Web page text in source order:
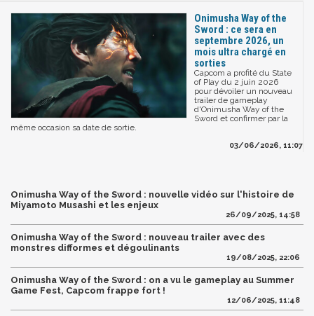
Onimusha Way of the
Sword : ce sera en
septembre 2026, un
mois ultra chargé en
sorties
Capcom a profité du State
of Play du 2 juin 2026
pour dévoiler un nouveau
trailer de gameplay
d'Onimusha Way of the
Sword et confirmer par la
même occasion sa date de sortie.
03/06/2026, 11:07
Onimusha Way of the Sword : nouvelle vidéo sur l'histoire de
Miyamoto Musashi et les enjeux
26/09/2025, 14:58
Onimusha Way of the Sword : nouveau trailer avec des
monstres difformes et dégoulinants
19/08/2025, 22:06
Onimusha Way of the Sword : on a vu le gameplay au Summer
Game Fest, Capcom frappe fort !
12/06/2025, 11:48